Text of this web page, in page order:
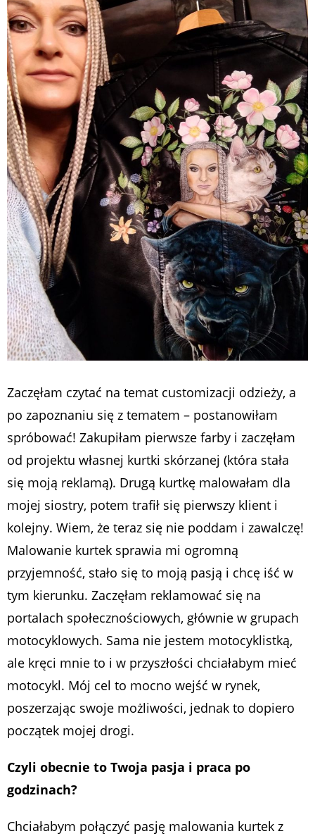
Zaczęłam czytać na temat customizacji odzieży, a
po zapoznaniu się z tematem – postanowiłam
spróbować! Zakupiłam pierwsze farby i zaczęłam
od projektu własnej kurtki skórzanej (która stała
się moją reklamą). Drugą kurtkę malowałam dla
mojej siostry, potem trafił się pierwszy klient i
kolejny. Wiem, że teraz się nie poddam i zawalczę!
Malowanie kurtek sprawia mi ogromną
przyjemność, stało się to moją pasją i chcę iść w
tym kierunku. Zaczęłam reklamować się na
portalach społecznościowych, głównie w grupach
motocyklowych. Sama nie jestem motocyklistką,
ale kręci mnie to i w przyszłości chciałabym mieć
motocykl. Mój cel to mocno wejść w rynek,
poszerzając swoje możliwości, jednak to dopiero
początek mojej drogi.
Czyli obecnie to Twoja pasja i praca po
godzinach?
Chciałabym połączyć pasję malowania kurtek z